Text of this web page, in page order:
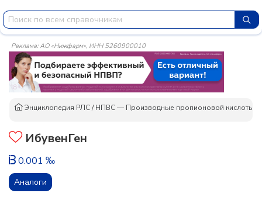
Реклама: АО «Нижфарм», ИНН 5260900010
Энциклопедия РЛС/НПВС — Производные пропионовой кислоты
ИбувенГен
0.001 ‰
Аналоги